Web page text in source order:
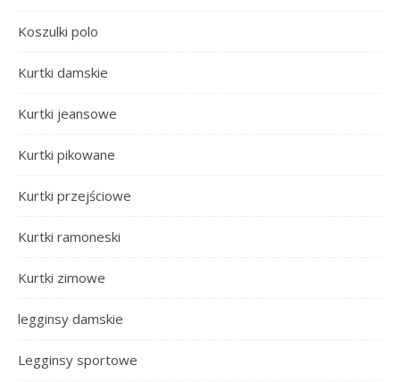
Koszulki polo
Kurtki damskie
Kurtki jeansowe
Kurtki pikowane
Kurtki przejściowe
Kurtki ramoneski
Kurtki zimowe
legginsy damskie
Legginsy sportowe